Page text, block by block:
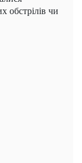
обстрілів чи